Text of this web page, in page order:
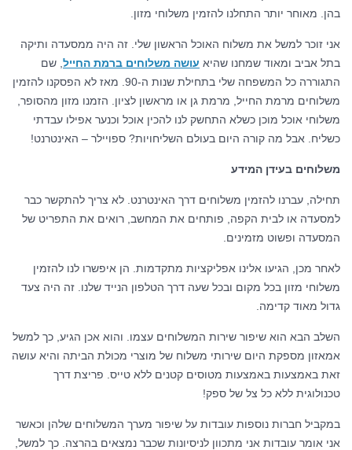
בהן. מאוחר יותר התחלנו להזמין משלוחי מזון.
אני זוכר למשל את משלוח האוכל הראשון שלי. זה היה ממסעדה ותיקה
בתל אביב ומאוד שמחנו שהיא עושה משלוחים ברמת החייל , שם
התגוררה כל המשפחה שלי בתחילת שנות ה-90. מאז לא הפסקנו להזמין
משלוחים מרמת החייל, מרמת גן או מראשון לציון. הזמנו מזון מהסופר,
משלוחי אוכל מוכן כשלא התחשק לנו להכין אוכל וכנער אפילו עבדתי
כשליח. אבל מה קורה היום בעולם השליחויות? ספויילר – האינטרנט!
משלוחים בעידן המידע
תחילה, עברנו להזמין משלוחים דרך האינטרנט. לא צריך להתקשר כבר
למסעדה או לבית הקפה, פותחים את המחשב, רואים את התפריט של
המסעדה ופשוט מזמינים.
לאחר מכן, הגיעו אלינו אפליקציות מתקדמות. הן איפשרו לנו להזמין
משלוחי מזון בכל מקום ובכל שעה דרך הטלפון הנייד שלנו. זה היה צעד
גדול מאוד קדימה.
השלב הבא הוא שיפור שירות המשלוחים עצמו. והוא אכן הגיע, כך למשל
אמאזון מספקת היום שירותי משלוח של מוצרי מכולת הביתה והיא עושה
זאת באמצעות באמצעות מטוסים קטנים ללא טייס. פריצת דרך
טכנולוגית ללא כל צל של ספק!
במקביל חברות נוספות עובדות על שיפור מערך המשלוחים שלהן וכאשר
אני אומר עובדות אני מתכוון לניסיונות שכבר נמצאים בהרצה. כך למשל,